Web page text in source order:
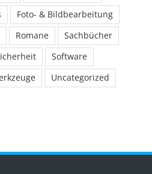
Foto- & Bildbearbeitung
Romane
Sachbücher
Software
Uncategorized